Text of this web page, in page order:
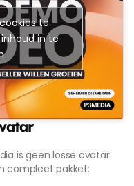
te
in te
is geen losse avatar
compleet pakket: